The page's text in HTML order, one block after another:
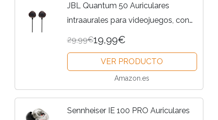
JBL Quantum 50 Auriculares
intraaurales para videojuegos, con
potenciador de sonido y silenciador
múltiples plataformas, en negro
29,99€19,99€
VER PRODUCTO
Amazon.es
Sennheiser IE 100 PRO Auriculares